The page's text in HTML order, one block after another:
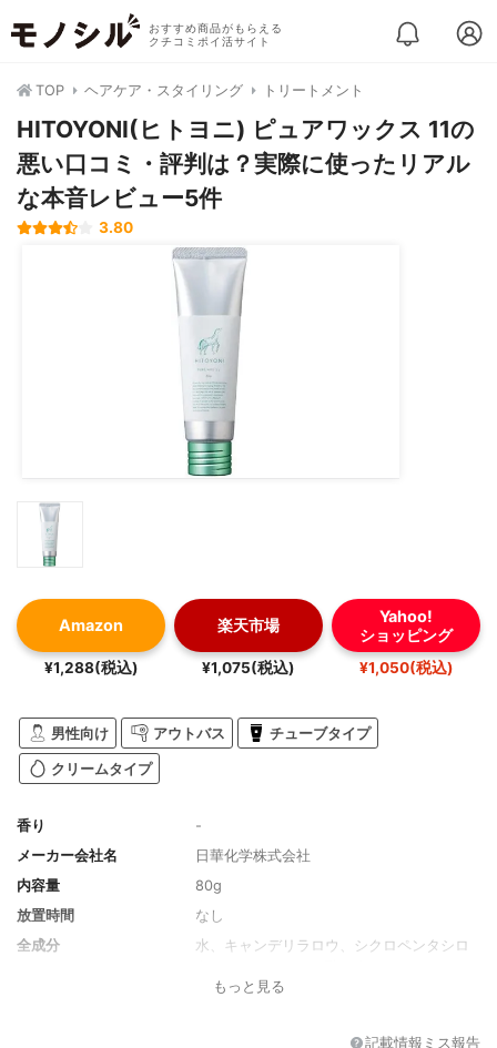
おすすめ商品がもらえる
クチコミポイ活サイト
TOP ヘアケア・スタイリング トリートメント
HITOYONI(ヒトヨニ) ピュアワックス 11の
悪い口コミ・評判は？実際に使ったリアル
な本音レビュー5件
3.80
Amazon
¥1,288(税込)
楽天市場
¥1,075(税込)
Yahoo!
ショッピング
¥1,050(税込)
男性向け アウトバス チューブタイプ
クリームタイプ
香り
-
メーカー会社名
日華化学株式会社
内容量
80g
放置時間
なし
全成分
水、キャンデリラロウ、シクロペンタシロ
ミツロウ、ステアリン酸、BG、カルナウバ
もっと見る
記載情報ミス報告